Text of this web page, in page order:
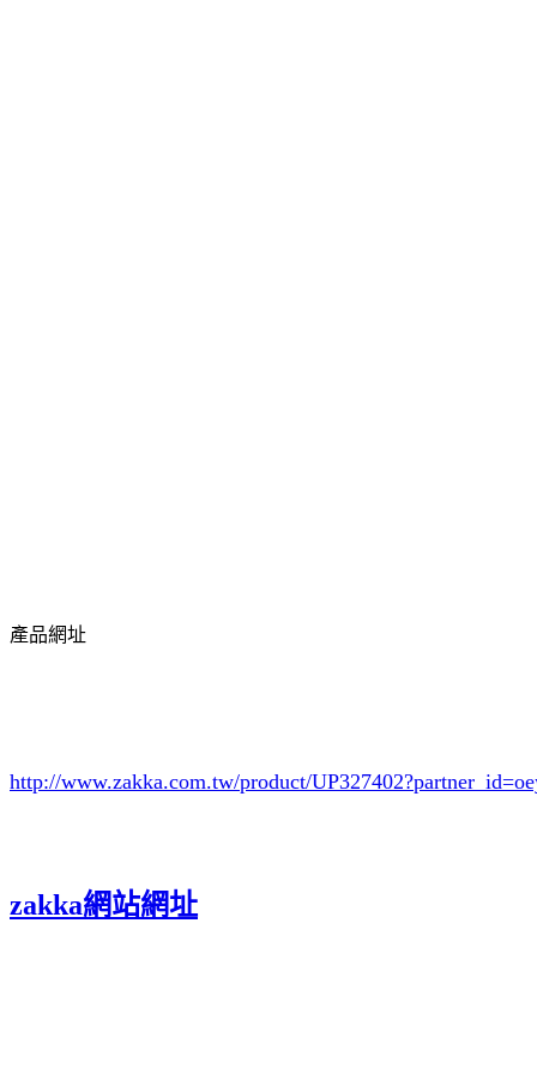
產品網址
http://www.zakka.com.tw/product/UP327402
zakka網站網址